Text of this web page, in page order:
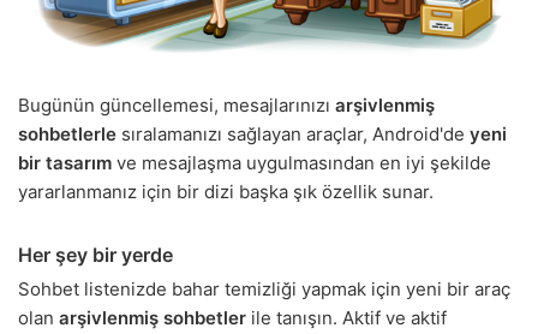
Bugünün güncellemesi, mesajlarınızı arşivlenmiş
sohbetlerle sıralamanızı sağlayan araçlar, Android'de yeni
bir tasarım ve mesajlaşma uygulmasından en iyi şekilde
yararlanmanız için bir dizi başka şık özellik sunar.
Her şey bir yerde
Sohbet listenizde bahar temizliği yapmak için yeni bir araç
olan arşivlenmiş sohbetler ile tanışın. Aktif ve aktif